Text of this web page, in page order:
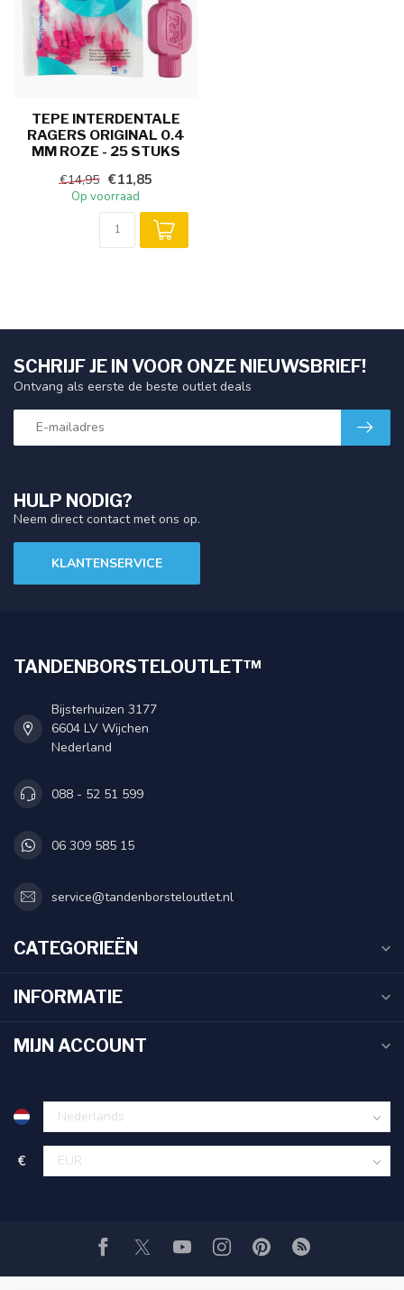
TEPE INTERDENTALE
RAGERS ORIGINAL 0.4
MM ROZE - 25 STUKS
€14,95 €11,85
Op voorraad
HULP NODIG?
Neem direct contact met ons op.
KLANTENSERVICE
SCHRIJF JE IN VOOR ONZE NIEUWSBRIEF!
Ontvang als eerste de beste outlet deals
TANDENBORSTELOUTLET™
Bijsterhuizen 3177
6604 LV Wijchen
Nederland
088 - 52 51 599
06 309 585 15
service@tandenborsteloutlet.nl
CATEGORIEËN
INFORMATIE
MIJN ACCOUNT
€